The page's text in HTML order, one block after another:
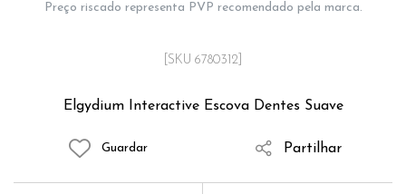
Elgydium Interactive Escova Dentes Suave
[SKU 6780312]
Preço riscado representa PVP recomendado pela marca.
Guardar Partilhar